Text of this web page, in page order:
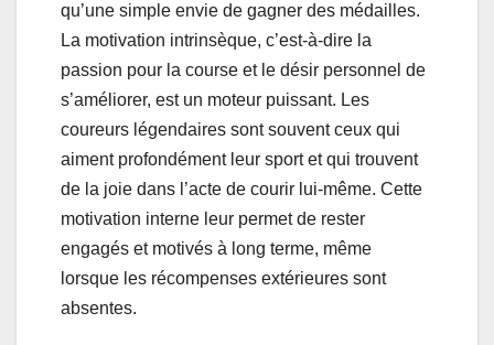
qu’une simple envie de gagner des médailles.
La motivation intrinsèque, c’est-à-dire la
passion pour la course et le désir personnel de
s’améliorer, est un moteur puissant. Les
coureurs légendaires sont souvent ceux qui
aiment profondément leur sport et qui trouvent
de la joie dans l’acte de courir lui-même. Cette
motivation interne leur permet de rester
engagés et motivés à long terme, même
lorsque les récompenses extérieures sont
absentes.